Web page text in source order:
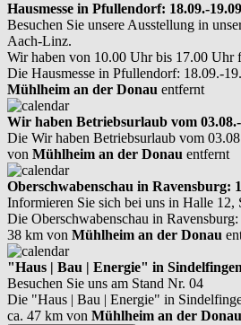
Hausmesse in Pfullendorf: 18.09.-
Besuchen Sie unsere Ausstellung in
Aach-Linz.
Wir haben von 10.00 Uhr bis 17.00 Uhr
Die Hausmesse in Pfullendorf: 18.09.-
Mühlheim an der Donau entfernt
Wir haben Betriebsurlaub vom
Die Wir haben Betriebsurlaub vom
von Mühlheim an der Donau entfernt
Oberschwabenschau in Ravensburg:
Informieren Sie sich bei uns in Halle 12,
Die Oberschwabenschau in
38 km von Mühlheim an der Donau
"Haus | Bau | Energie" in
Besuchen Sie uns am Stand Nr. 04
Die "Haus | Bau | Energie" in
ca. 47 km von Mühlheim an der Donau